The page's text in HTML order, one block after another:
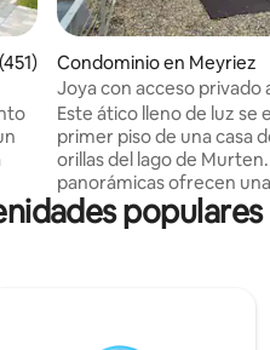
promedio: 4.97 de 5; 451
Condominio en Meyriez
Joya con acceso privado
Este ático lleno de luz se
primer piso de una casa
orillas del lago de
panorámicas ofrecen
espectaculares del lago,
monte Vully. La azotea
región de los tres lagos,